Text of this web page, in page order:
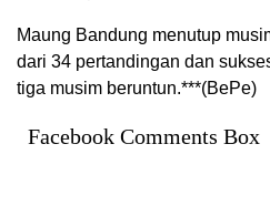
Maung Bandung menutup
dari 34 pertandingan dan
tiga musim beruntun.***(BePe)
Facebook Comments Box